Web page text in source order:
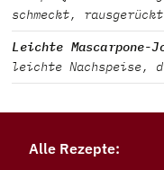
schmeckt,
Leichte Mascarpone-
leichte Nachspeise,
Alle Rezepte: